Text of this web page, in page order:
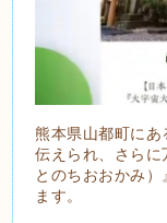
熊本県山都町にあ
伝えられ、さら
とのちおおかみ
ます。